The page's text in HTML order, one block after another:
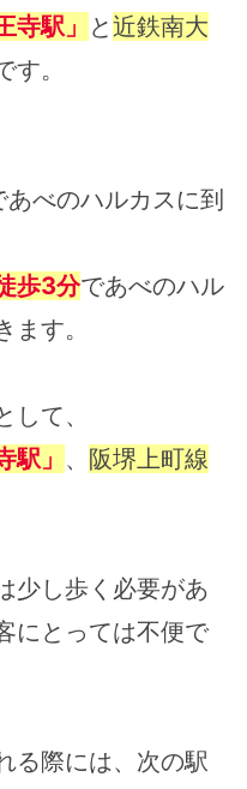
寺駅」 と近鉄南大
す。
あべのハルカスに到
歩3分であべのハル
す。
て、
駅」 、 阪堺上町線
少し歩く必要があ
にとっては不便で
る際には、次の駅